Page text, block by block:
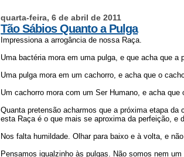
quarta-feira, 6 de abril de 2011
Tão Sábios Quanto a Pulga
Impressiona a arrogância de nossa Raça.
Uma bactéria mora em uma pulga, e que acha que a
Uma pulga mora em um cachorro, e acha que o
Um cachorro mora com um Ser Humano, e acha que
Quanta pretensão acharmos que a próxima etapa
esta Raça é o que mais se aproxima da perfeição, e
Nos falta humildade. Olhar para baixo e à volta, e
Pensamos igualzinho às pulgas. Não somos nem